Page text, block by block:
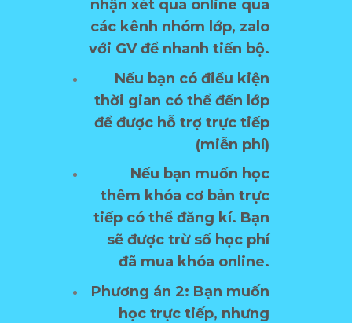
nhận xét qua online qua
các kênh nhóm lớp, zalo
với GV để nhanh tiến bộ.
Nếu bạn có điều kiện
thời gian có thể đến lớp
để được hỗ trợ trực tiếp
(miễn phí)
Nếu bạn muốn học
thêm khóa cơ bản trực
tiếp có thể đăng kí. Bạn
sẽ được trừ số học phí
đã mua khóa online.
Phương án 2: Bạn muốn
học trực tiếp, nhưng